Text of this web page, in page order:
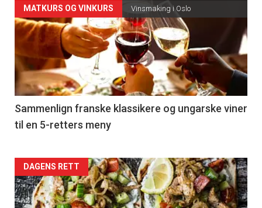
Forsiden
akkurat
nå
-
5
MATKURS OG VINKURS Vinsmaking i Oslo
Sammenlign franske klassikere og ungarske viner
til en 5-retters meny
Forsiden
akkurat
DAGENS RETT